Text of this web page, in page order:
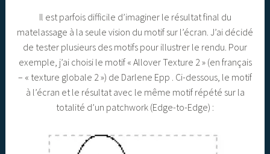
Il est parfois difficile d’imaginer le résultat final du
matelassage à la seule vision du motif sur l’écran. J’ai décidé
de tester plusieurs des motifs pour illustrer le rendu. Pour
exemple, j’ai choisi le motif « Allover Texture 2 » (en français
– « texture globale 2 ») de Darlene Epp . Ci-dessous, le motif
à l’écran et le résultat avec le même motif répété sur la
totalité d’un patchwork (Edge-to-Edge) :